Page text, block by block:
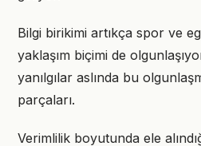
Bilgi birikimi artıkça spor ve
yaklaşım biçimi de
yanılgılar aslında bu
parçaları.
Verimlilik boyutunda ele